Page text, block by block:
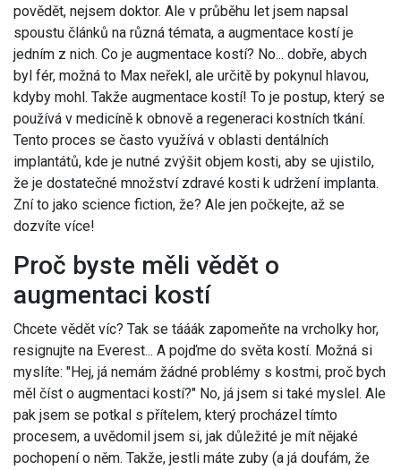
povědět, nejsem doktor. Ale v průběhu let jsem napsal
spoustu článků na různá témata, a augmentace kostí je
jedním z nich. Co je augmentace kostí? No... dobře, abych
byl fér, možná to Max neřekl, ale určitě by pokynul hlavou,
kdyby mohl. Takže augmentace kostí! To je postup, který se
používá v medicíně k obnově a regeneraci kostních tkání.
Tento proces se často využívá v oblasti dentálních
implantátů, kde je nutné zvýšit objem kosti, aby se ujistilo,
že je dostatečné množství zdravé kosti k udržení implanta.
Zní to jako science fiction, že? Ale jen počkejte, až se
dozvíte více!
Proč byste měli vědět o
augmentaci kostí
Chcete vědět víc? Tak se tááák zapomeňte na vrcholky hor,
resignujte na Everest... A pojďme do světa kostí. Možná si
myslíte: "Hej, já nemám žádné problémy s kostmi, proč bych
měl číst o augmentaci kostí?" No, já jsem si také myslel. Ale
pak jsem se potkal s přítelem, který procházel tímto
procesem, a uvědomil jsem si, jak důležité je mít nějaké
pochopení o něm. Takže, jestli máte zuby (a já doufám, že